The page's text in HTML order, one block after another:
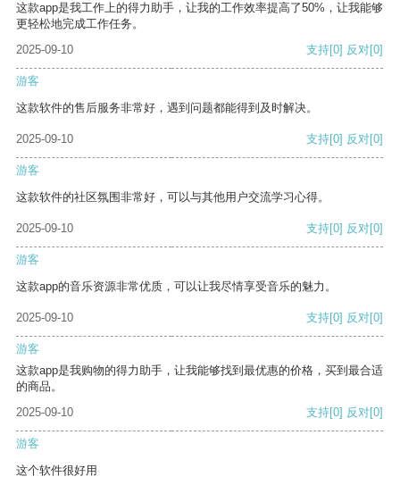
这款app是我工作上的得力助手，让我的工作效率提高了50%，让我能够
更轻松地完成工作任务。
2025-09-10
支持[0] 反对[0]
游客
这款软件的售后服务非常好，遇到问题都能得到及时解决。
2025-09-10 支持[0] 反对[0]
游客
这款软件的社区氛围非常好，可以与其他用户交流学习心得。
2025-09-10 支持[0] 反对[0]
游客
这款app的音乐资源非常优质，可以让我尽情享受音乐的魅力。
2025-09-10 支持[0] 反对[0]
游客
这款app是我购物的得力助手，让我能够找到最优惠的价格，买到最合适
的商品。
2025-09-10
支持[0] 反对[0]
游客
这个软件很好用